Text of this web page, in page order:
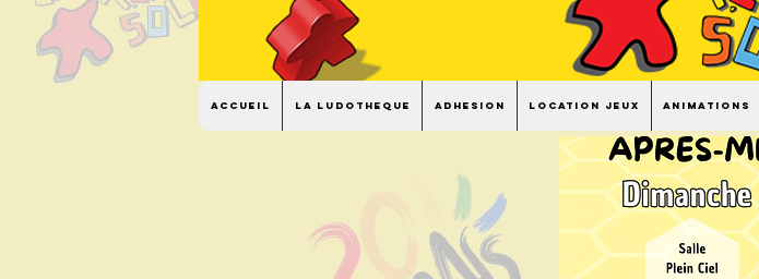
Accueil La Ludotheque adhesion Location jeux Animations